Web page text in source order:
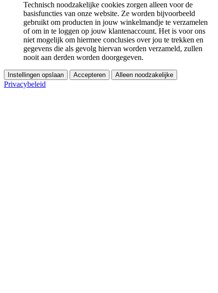
Technisch noodzakelijke cookies zorgen alleen voor de
basisfuncties van onze website. Ze worden bijvoorbeeld
gebruikt om producten in jouw winkelmandje te verzamelen
of om in te loggen op jouw klantenaccount. Het is voor ons
niet mogelijk om hiermee conclusies over jou te trekken en
gegevens die als gevolg hiervan worden verzameld, zullen
nooit aan derden worden doorgegeven.
Instellingen opslaan Accepteren Alleen noodzakelijke
Privacybeleid